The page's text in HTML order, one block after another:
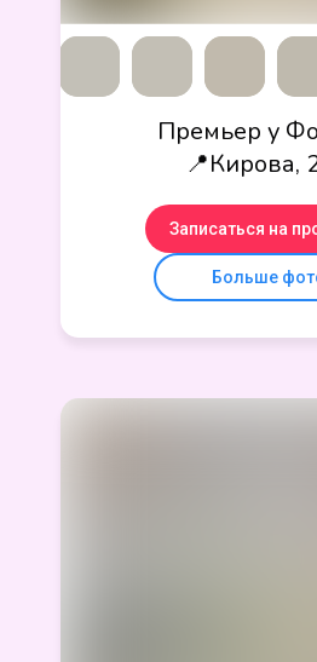
Премьер у
📍Кирова,
Записаться на
Больше